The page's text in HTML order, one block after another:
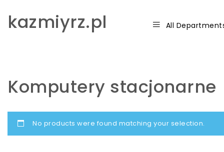
kazmiyrz.pl All
Komputery stacjonarne
No products were found matching your selection.